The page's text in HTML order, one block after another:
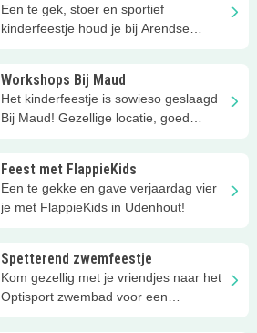
Een te gek, stoer en sportief
kinderfeestje houd je bij Arendse
Workshops Bij Maud
Het kinderfeestje is sowieso geslaagd
Bij Maud! Gezellige locatie, goed
Feest met FlappieKids
Een te gekke en gave verjaardag vier
je met FlappieKids in Udenhout!
Spetterend zwemfeestje
Kom gezellig met je vriendjes naar het
Optisport zwembad voor een